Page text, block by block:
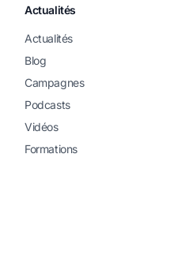
Actualités
Actualités
Blog
Campagnes
Podcasts
Vidéos
Formations